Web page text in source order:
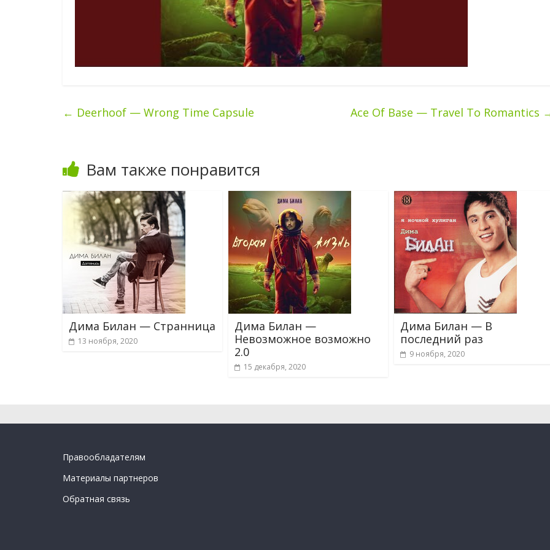
← Deerhoof — Wrong Time Capsule Ace Of Base — Travel To Romantics
Вам также понравится
Дима Билан — Странница
13 ноября, 2020
Дима Билан —
Невозможное возможно
2.0
15 декабря, 2020
Дима Билан — В
последний раз
9 ноября, 2020
Правообладателям
Материалы партнеров
Обратная связь